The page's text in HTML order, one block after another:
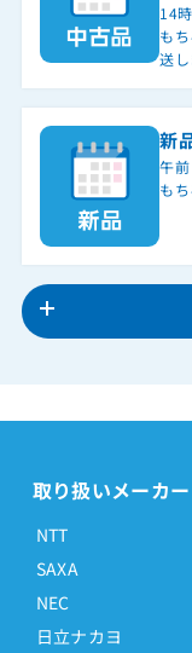
14
も
送し
新
午
も
取り扱いメーカー
NTT
SAXA
NEC
日立ナカヨ